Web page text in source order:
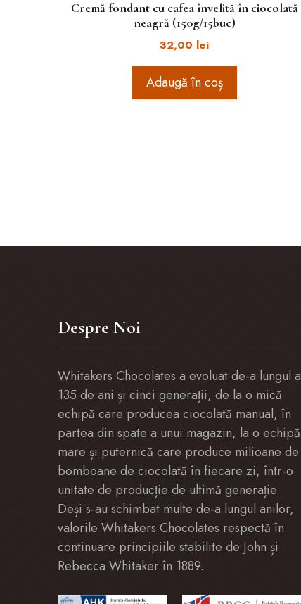
Cremă fondant cu cafea învelită în ciocolată
neagră (150g/15buc)
32,00 lei
Adaugă în coș
Despre Noi
Whitakers Chocolates a evoluat de-a lungul a
135 de ani și cinci generații, de la o mică
echipă care producea ciocolată manual, în
partea din spate a unui magazin, la o echipă
mare și puternică care produce milioane de
bomboane de ciocolată în fiecare zi, într-o
unitate de producție de ultimă generație.
Deși s-au schimbat multe de-a lungul anilor,
valorile Whitakers Chocolates respectă în
continuare principiile stabilite de John și
Rebecca Whitaker în 1889.